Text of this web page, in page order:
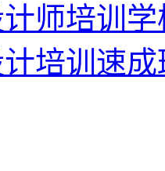
师培训
培训速成